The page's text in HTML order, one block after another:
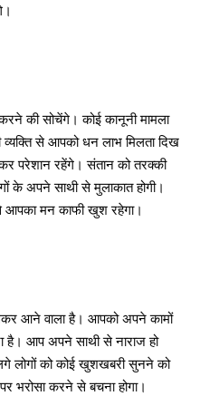
की सोचेंगे। कोई कानूनी मामला
से आपको धन लाभ मिलता दिख
परेशान रहेंगे। संतान को तरक्की
के अपने साथी से मुलाकात होगी।
आपका मन काफी खुश रहेगा।
आने वाला है। आपको अपने कामों
है। आप अपने साथी से नाराज हो
लोगों को कोई खुशखबरी सुनने को
भरोसा करने से बचना होगा।